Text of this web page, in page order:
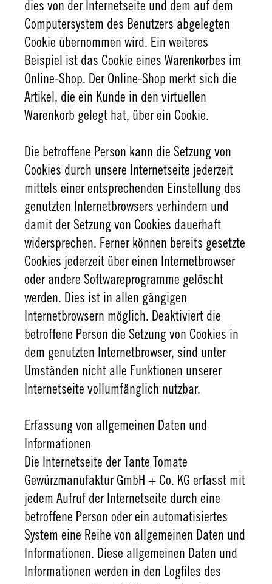
dies von der Internetseite und dem auf dem
Computersystem des Benutzers abgelegten
Cookie übernommen wird. Ein weiteres
Beispiel ist das Cookie eines Warenkorbes im
Online-Shop. Der Online-Shop merkt sich die
Artikel, die ein Kunde in den virtuellen
Warenkorb gelegt hat, über ein Cookie.
Die betroffene Person kann die Setzung von
Cookies durch unsere Internetseite jederzeit
mittels einer entsprechenden Einstellung des
genutzten Internetbrowsers verhindern und
damit der Setzung von Cookies dauerhaft
widersprechen. Ferner können bereits gesetzte
Cookies jederzeit über einen Internetbrowser
oder andere Softwareprogramme gelöscht
werden. Dies ist in allen gängigen
Internetbrowsern möglich. Deaktiviert die
betroffene Person die Setzung von Cookies in
dem genutzten Internetbrowser, sind unter
Umständen nicht alle Funktionen unserer
Internetseite vollumfänglich nutzbar.
Erfassung von allgemeinen Daten und
Informationen
Die Internetseite der Tante Tomate
Gewürzmanufaktur GmbH + Co. KG erfasst mit
jedem Aufruf der Internetseite durch eine
betroffene Person oder ein automatisiertes
System eine Reihe von allgemeinen Daten und
Informationen. Diese allgemeinen Daten und
Informationen werden in den Logfiles des